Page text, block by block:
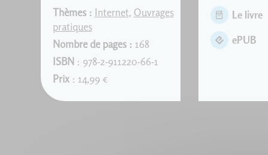
Thèmes : Internet, Ouvrages
pratiques
Nombre de pages : 168
ISBN : 978-2-911220-66-1
Prix: 14,99 €
Le livre
ePUB